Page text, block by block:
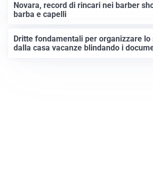
Novara, record di rincari nei barber
barba e capelli
Dritte fondamentali per organizzare
dalla casa vacanze blindando i